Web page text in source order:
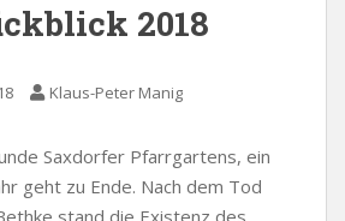
2018
Klaus-Peter Manig
Saxdorfer Pfarrgartens, ein
geht zu Ende. Nach dem Tod
stand die Existenz des